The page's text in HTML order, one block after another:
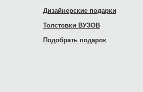
Дизайнерские подарки
Толстовки ВУЗОВ
Подобрать подарок